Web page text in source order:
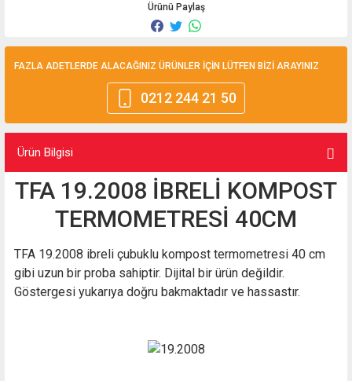
Ürünü Paylaş
FAZLA ADETLERDE ALACAĞINIZ ÜRÜNLER İÇİN LÜTFEN BİZİ ARAYINIZ
0212 244 21 50
Ürün Bilgisi
TFA 19.2008 İBRELİ KOMPOST
TERMOMETRESİ 40CM
TFA 19.2008 ibreli çubuklu kompost termometresi 40 cm
gibi uzun bir proba sahiptir. Dijital bir ürün değildir.
Göstergesi yukarıya doğru bakmaktadır ve hassastır.